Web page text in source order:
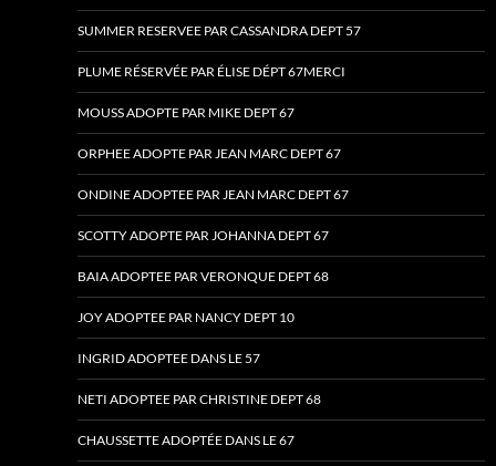
SUMMER RESERVEE PAR CASSANDRA DEPT 57
PLUME RÉSERVÉE PAR ÉLISE DÉPT 67MERCI
MOUSS ADOPTE PAR MIKE DEPT 67
ORPHEE ADOPTE PAR JEAN MARC DEPT 67
ONDINE ADOPTEE PAR JEAN MARC DEPT 67
SCOTTY ADOPTE PAR JOHANNA DEPT 67
BAIA ADOPTEE PAR VERONQUE DEPT 68
JOY ADOPTEE PAR NANCY DEPT 10
INGRID ADOPTEE DANS LE 57
NETI ADOPTEE PAR CHRISTINE DEPT 68
CHAUSSETTE ADOPTÉE DANS LE 67